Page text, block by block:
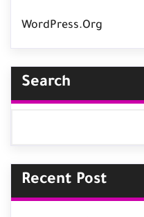
WordPress.org
Search
Recent Post